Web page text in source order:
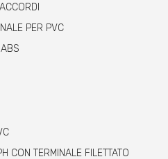
PER PVC
CON TERMINALE FILETTATO